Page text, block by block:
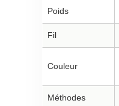
Poids
Fil
Couleur
Méthodes